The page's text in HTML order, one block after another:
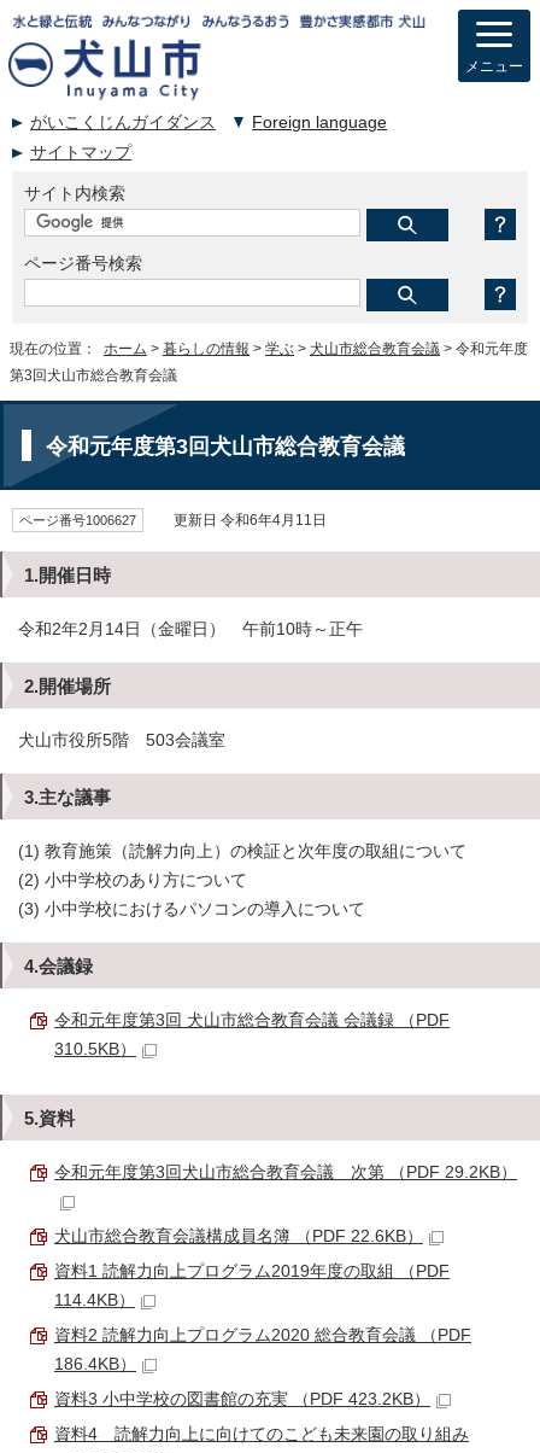
がいこくじんガイダンス
Foreign language
サイトマップ
サイト内検索
ページ番号検索
メニュー
現在の位置： ホーム > 暮らしの情報 > 学ぶ > 犬山市総合教育会議 > 令和元年度
第3回犬山市総合教育会議
令和元年度第3回犬山市総合教育会議
ページ番号1006627 更新日 令和6年4月11日
1.開催日時
令和2年2月14日（金曜日） 午前10時～正午
2.開催場所
犬山市役所5階 503会議室
3.主な議事
(1) 教育施策（読解力向上）の検証と次年度の取組について
(2) 小中学校のあり方について
(3) 小中学校におけるパソコンの導入について
4.会議録
令和元年度第3回 犬山市総合教育会議 会議録 （PDF
310.5KB）
5.資料
令和元年度第3回犬山市総合教育会議 次第 （PDF 29.2KB）
犬山市総合教育会議構成員名簿 （PDF 22.6KB）
資料1 読解力向上プログラム2019年度の取組 （PDF
114.4KB）
資料2 読解力向上プログラム2020 総合教育会議 （PDF
186.4KB）
資料3 小中学校の図書館の充実 （PDF 423.2KB）
資料4 読解力向上に向けてのこども未来園の取り組み